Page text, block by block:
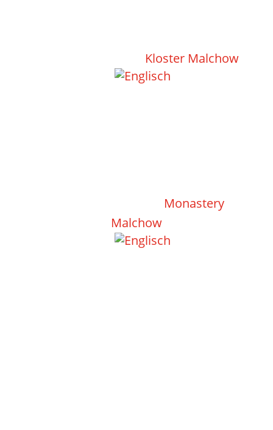
Kloster Malchow
Monastery
Malchow